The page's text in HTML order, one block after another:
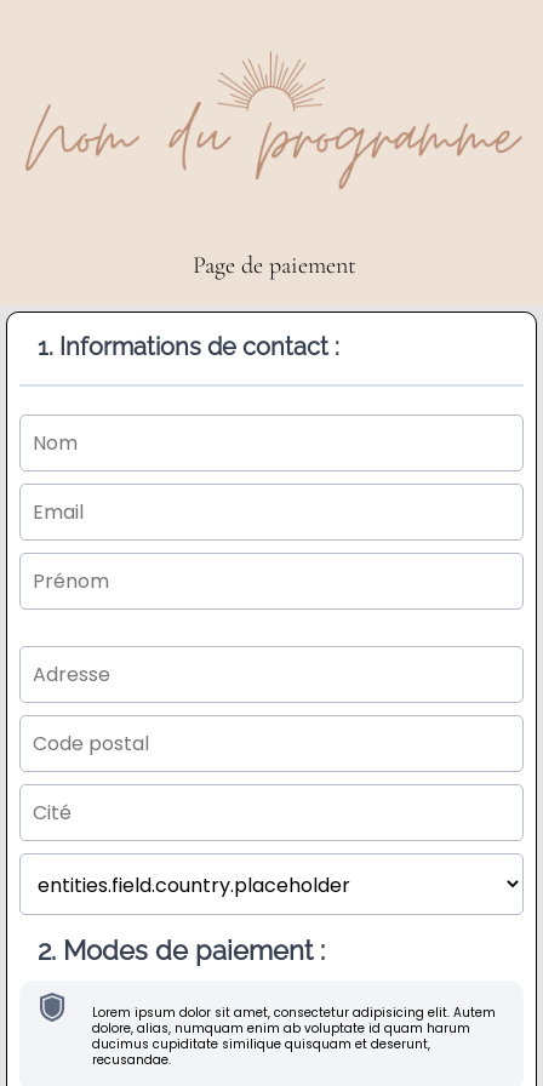
Page de paiement
1. Informations de contact :
2. Modes de paiement :
Lorem ipsum dolor sit amet, consectetur adipisicing elit. Autem
dolore, alias, numquam enim ab voluptate id quam harum
ducimus cupiditate similique quisquam et deserunt,
recusandae.